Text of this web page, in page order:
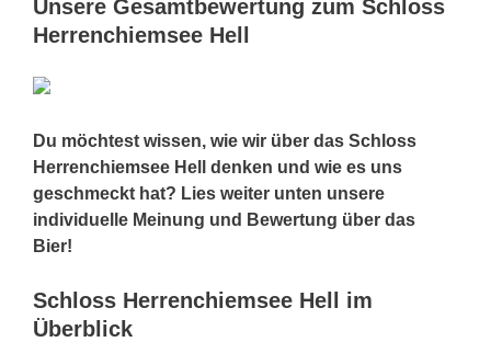
Unsere Gesamtbewertung zum Schloss
Herrenchiemsee Hell
Du möchtest wissen, wie wir über das Schloss
Herrenchiemsee Hell denken und wie es uns
geschmeckt hat? Lies weiter unten unsere
individuelle Meinung und Bewertung über das
Bier!
Schloss Herrenchiemsee Hell im
Überblick